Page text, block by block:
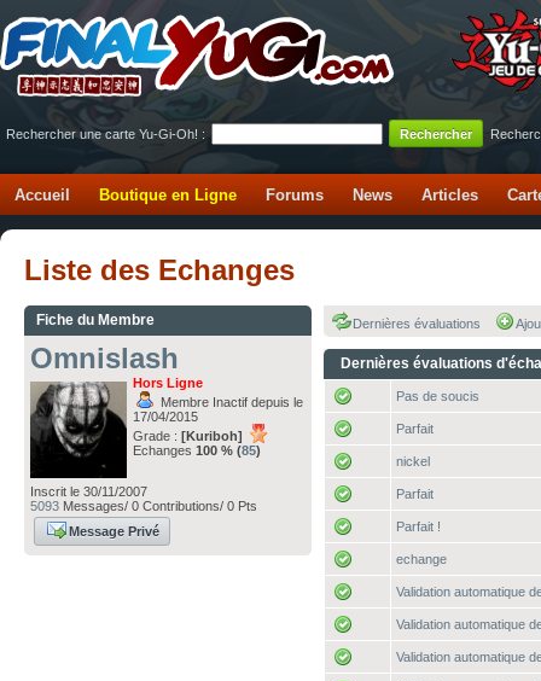
Rechercher une carte Yu-Gi-Oh! :
Accueil Boutique en Ligne Forums News Articles
Liste des Echanges
Fiche du Membre
Omnislash
Hors Ligne
Membre Inactif depuis le
17/04/2015
Grade : [Kuriboh]
Echanges 100 % (85)
Inscrit le 30/11/2007
5093 Messages/ 0 Contributions/ 0 Pts
Message Privé
Dernières évaluations
Dernières évaluations
Pas de soucis
Parfait
nickel
Parfait
Parfait !
echange
Validation automatique
Validation automatique
Validation automatique